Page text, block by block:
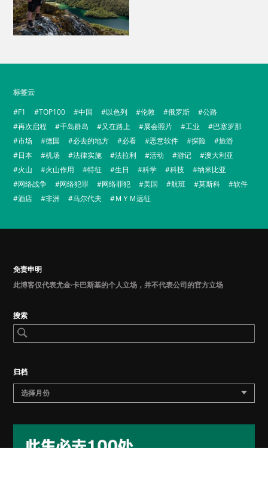
标签云
F1
TOP100 中国 以色列 伦敦 俄罗斯
公路
再次启程
千岛群岛 又在路上 展会照片 工业
巴塞罗那
市场
德国 必去的地方 必看 恶意软件 探险
旅游
日本
机场 法律实施 法拉利 活动 游记
澳大利亚
火山
火山作用 特征 生日 科学 科技
纳米比亚
网络战争
网络犯罪 网络罪犯 美国 航班 莫斯科
软件
酒店
非洲 马尔代夫 ＭＹＭ远征
免责申明
此博客仅代表尤金·卡巴斯基的个人立场，并不代表公司的官方立场
搜索
归档
选择月份